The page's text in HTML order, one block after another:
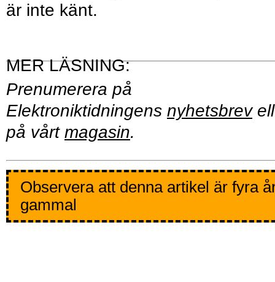
är inte känt.
Prenumerera på
Elektroniktidningens nyhetsbrev
på vårt magasin.
Observera att denna artikel är fyra
gammal